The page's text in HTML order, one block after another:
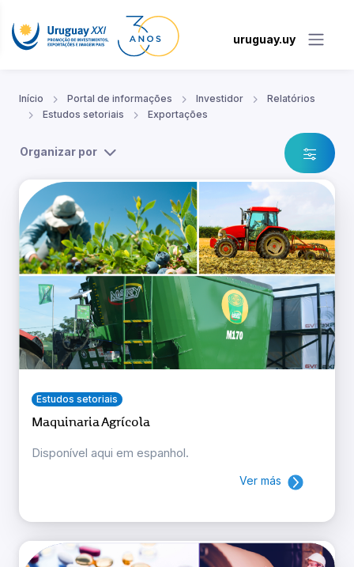
uruguay.uy
Início Portal de informações Investidor
Relatórios
Estudos setoriais
Exportações
Organizar por
Estudos setoriais
Maquinaria Agrícola
Disponível aqui em espanhol.
Ver más